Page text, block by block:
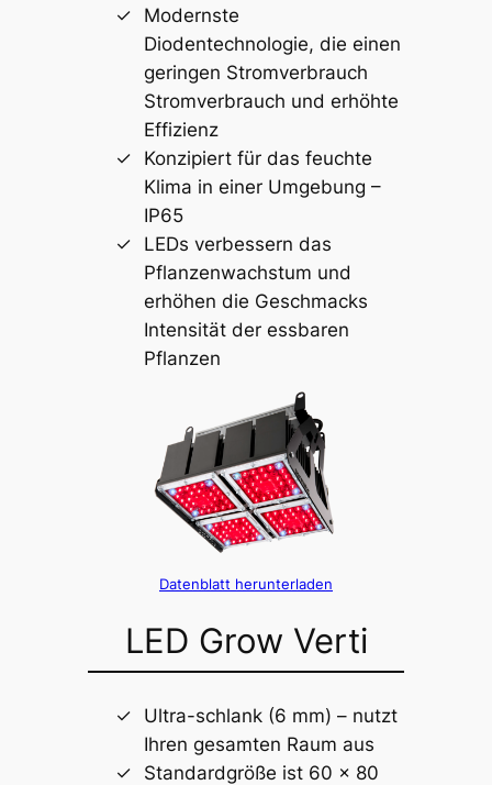
Modernste
Diodentechnologie, die einen
geringen Stromverbrauch
Stromverbrauch und erhöhte
Effizienz
Konzipiert für das feuchte
Klima in einer Umgebung –
IP65
LEDs verbessern das
Pflanzenwachstum und
erhöhen die Geschmacks
Intensität der essbaren
Pflanzen
Datenblatt herunterladen
LED Grow Verti
Ultra-schlank (6 mm) – nutzt
Ihren gesamten Raum aus
Standardgröße ist 60 x 80